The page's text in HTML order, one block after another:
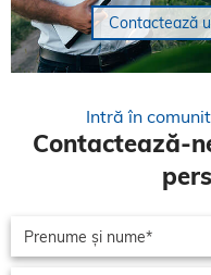
Contactează
Intră în
Contactează-